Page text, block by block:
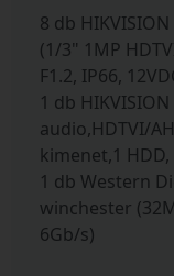
8 db HIKVISION
(1/3" 1MP
F1.2, IP66,
1 db
audio,HDTVI/
kimenet,1 HDD,
1 db Western
winchester
6Gb/s)